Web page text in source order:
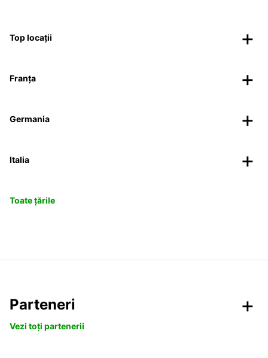
Top locații
Franța
Germania
Italia
Toate țările
Parteneri
Vezi toți partenerii